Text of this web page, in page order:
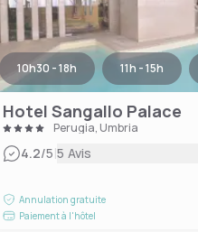
10h30 - 18h 11h - 15h
Hotel Sangallo Palace
Perugia, Umbria
4.2/5|5 Avis
Annulation gratuite
Paiement à l'hôtel